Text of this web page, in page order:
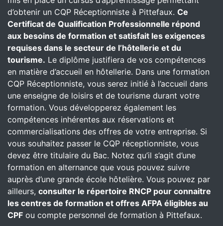
d’obtenir un CQP Réceptionniste à Pittefaux. Ce
Certificat de Qualification Professionnelle répond
aux besoins de formation et satisfait les exigences
requises dans le secteur de l’hôtellerie et du
tourisme. Le diplôme justifiera de vos compétences
en matière d’accueil en hôtellerie. Dans une formation
CQP Réceptionniste, vous serez initié à l’accueil dans
une enseigne de loisirs et de tourisme durant votre
formation. Vous développerez également les
compétences inhérentes aux réservations et
commercialisations des offres de votre entreprise. Si
vous souhaitez passer le CQP réceptionniste, vous
devez être titulaire du Bac. Notez qu’il s’agit d’une
formation en alternance que vous pouvez suivre
auprès d’une grande école hôtelière. Vous pouvez par
ailleurs, consulter le répertoire RNCP pour connaitre
les centres de formation et offres AFPA éligibles au
CPF ou compte personnel de formation à Pittefaux.